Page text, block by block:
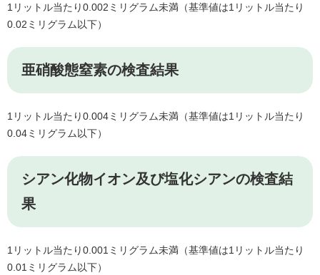
1リットル当たり0.002ミリグラム未満（基準値は1リットル当たり
0.02ミリグラム以下）
亜硝酸態窒素の検査結果
1リットル当たり0.004ミリグラム未満（基準値は1リットル当たり
0.04ミリグラム以下）
シアン化物イオン及び塩化シアンの検査結
果
1リットル当たり0.001ミリグラム未満（基準値は1リットル当たり
0.01ミリグラム以下）